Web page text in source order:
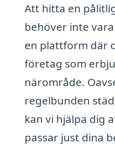
Att hitta en
behöver inte
en plattform där
företag som
närområde.
regelbunden
kan vi hjälpa dig
passar just dina